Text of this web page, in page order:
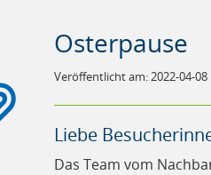
Osterpause
Veröffentlicht am: 2022-04-08
Liebe
Das Team vom